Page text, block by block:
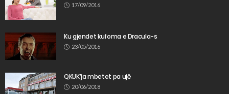
17/09/2016
Ku gjendet kufoma e Dracula-s
23/05/2016
QKUK’ja mbetet pa ujë
20/06/2018